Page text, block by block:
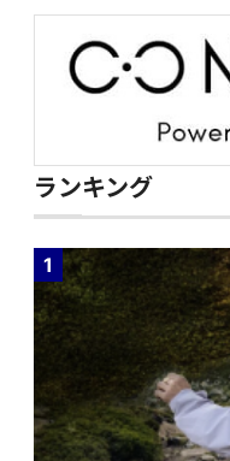
ランキング
1